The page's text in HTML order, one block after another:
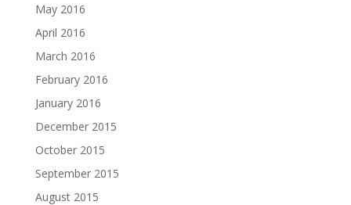
May 2016
April 2016
March 2016
February 2016
January 2016
December 2015
October 2015
September 2015
August 2015